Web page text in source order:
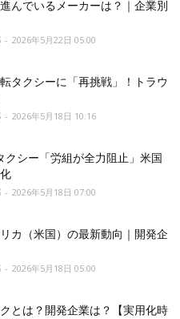
んでいるメーカーは？｜企業別
- 2026年5月22日 05:00
タクシーに「再挑戦」！トラウ
- 2026年5月18日 10:16
シー「労組が全力阻止」米国
- 2026年5月18日 07:00
カ（米国）の最新動向｜開発企
- 2026年5月18日 05:00
とは？開発企業は？【実用化時